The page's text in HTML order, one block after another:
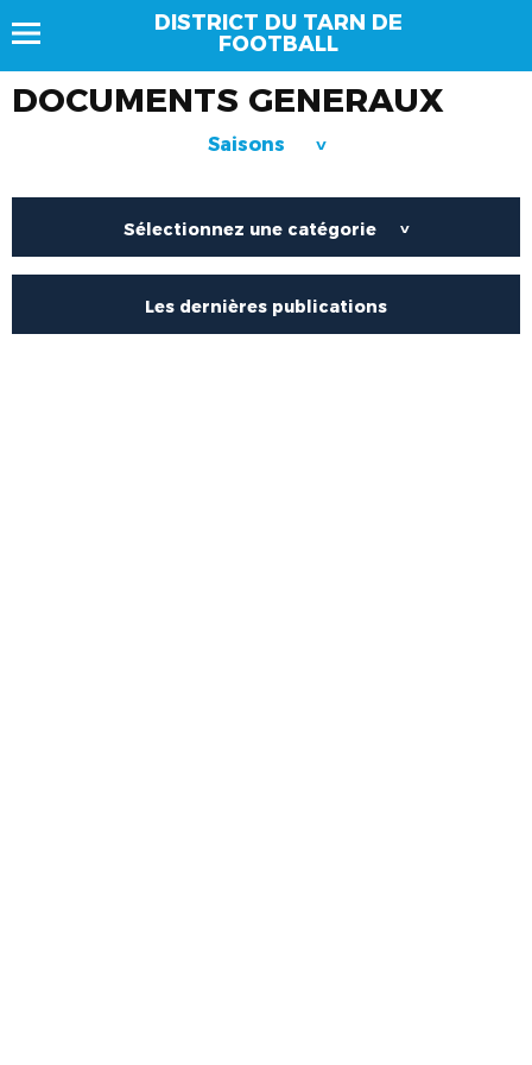
DISTRICT DU TARN DE
FOOTBALL
DOCUMENTS GENERAUX
Saisons >
Sélectionnez une catégorie >
Les dernières publications